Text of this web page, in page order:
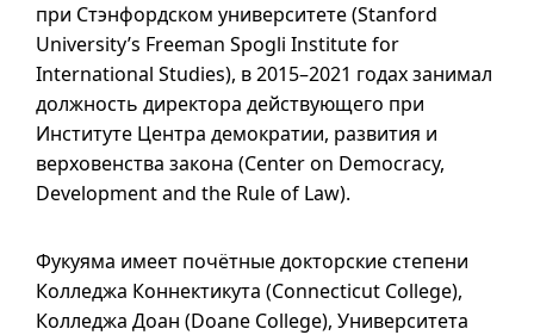
при Стэнфордском университете (Stanford
University’s Freeman Spogli Institute for
International Studies), в2015–2021 годах занимал
должность директора действующего при
Институте Центра демократии, развития и
верховенства закона (Center on Democracy,
Development and the Rule of Law).
Фукуяма имеет почётные докторские степени
Колледжа Коннектикута (Connecticut College),
Колледжа Доан (Doane College), Университета